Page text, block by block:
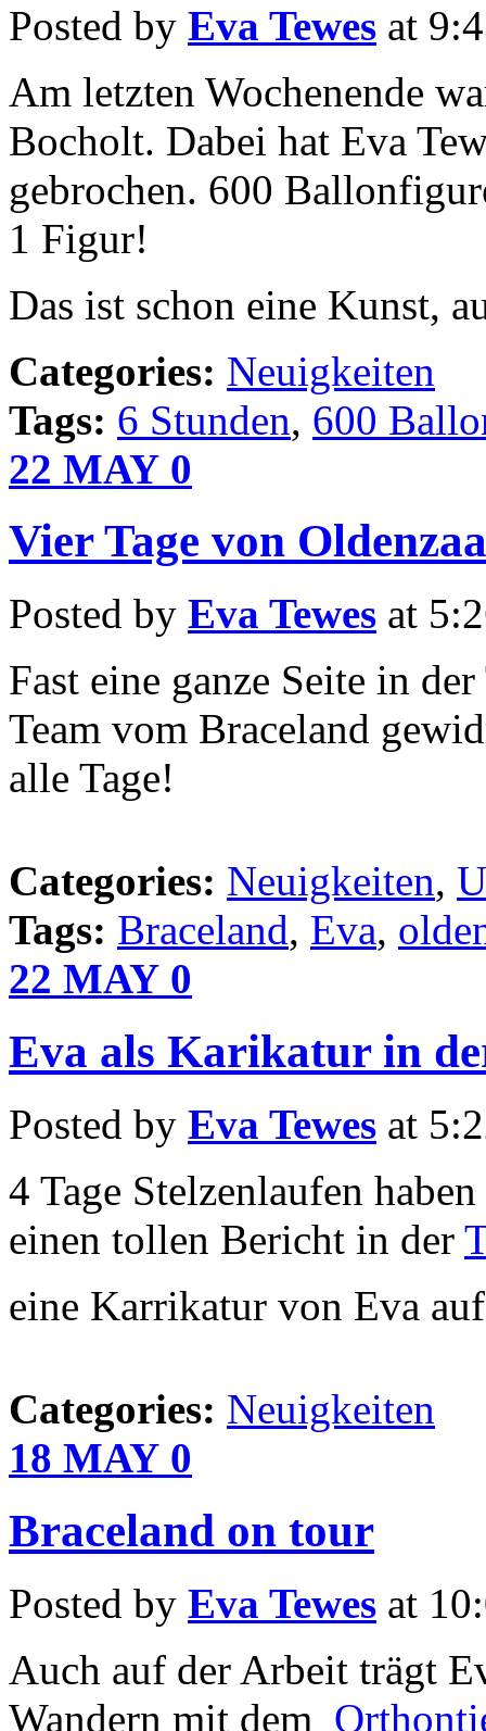
Posted by Eva Tewes at
Am letzten Wochenende
Bocholt. Dabei hat Eva
gebrochen. 600
1 Figur!
Das ist schon eine Kunst,
Categories: Neuigkeiten
Tags: 6 Stunden, 600
22 MAY 0
Vier Tage von
Posted by Eva Tewes at
Fast eine ganze Seite in
Team vom Braceland
alle Tage!
Categories: Neuigkeiten,
Tags: Braceland, Eva,
22 MAY 0
Eva als Karikatur in
Posted by Eva Tewes at
4 Tage Stelzenlaufen
einen tollen Bericht in der
eine Karrikatur von Eva
Categories: Neuigkeiten
18 MAY 0
Braceland on tour
Posted by Eva Tewes at
Auch auf der Arbeit trägt
Wandern mit dem